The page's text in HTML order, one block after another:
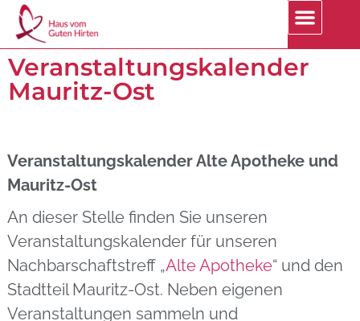
Veranstaltungskalender
Mauritz-Ost
Veranstaltungskalender Alte Apotheke und
Mauritz-Ost
An dieser Stelle finden Sie unseren
Veranstaltungskalender für unseren
Nachbarschaftstreff „Alte Apotheke“ und den
Stadtteil Mauritz-Ost. Neben eigenen
Veranstaltungen sammeln und